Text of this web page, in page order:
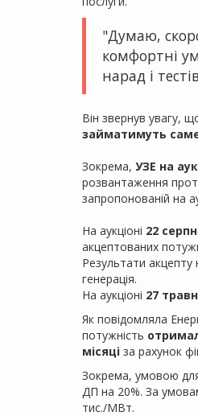
"Думаю,
комфортні
нарад і
Він звернув увагу,
займатимуть
Зокрема, УЗЕ на
розвантаження
запропонованій на
На аукціоні 22
акцептованих
Результати акцепту
генерація.
На аукціоні 27
Як повідомляла
потужність
місяці за рахунок
Зокрема, умовою
ДП на 20%. За
тис./МВт.